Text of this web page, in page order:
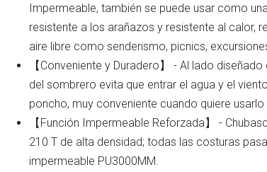
Impermeable, también se puede usar como
resistente a los arañazos y resistente al calor,
aire libre como senderismo, picnics,
【Conveniente y Duradero】 - Al lado
del sombrero evita que entrar el agua y el
poncho, muy conveniente cuando quiere
【Función Impermeable Reforzada】 -
210 T de alta densidad; todas las costuras
impermeable PU3000MM.